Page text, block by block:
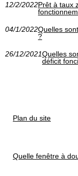
12/2/2022Prêt à taux
04/1/2022Quelles
?
26/12/2021Quelles
déficit
Plan du site
Quelle fenêtre à